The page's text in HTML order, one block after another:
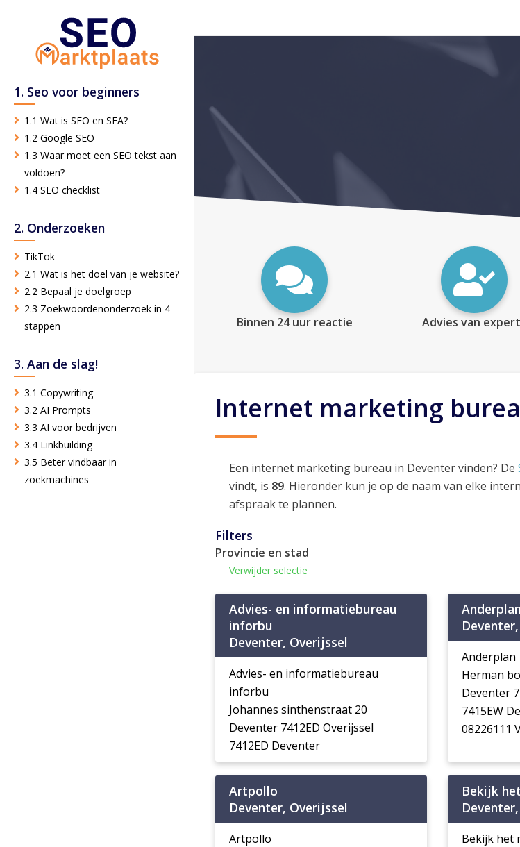
1. Seo voor beginners
1.1 Wat is SEO en SEA?
1.2 Google SEO
1.3 Waar moet een SEO tekst aan
voldoen?
1.4 SEO checklist
2. Onderzoeken
TikTok
2.1 Wat is het doel van je website?
2.2 Bepaal je doelgroep
2.3 Zoekwoordenonderzoek in 4
stappen
3. Aan de slag!
3.1 Copywriting
3.2 AI Prompts
3.3 AI voor bedrijven
3.4 Linkbuilding
3.5 Beter vindbaar in
zoekmachines
Binnen 24 uur reactie Advies van
Internet marketing
Een internet marketing bureau in Deventer vinden? De
vindt, is 89. Hieronder kun je op de naam van elke
afspraak te plannen.
Filters
Provincie en stad
Verwijder selectie
Advies- en informatiebureau
inforbu
Deventer, Overijssel
Advies- en informatiebureau
inforbu
Johannes sinthenstraat 20
Deventer 7412ED Overijssel
7412ED Deventer
Anderplan
Anderplan
Herman
Deventer
7415EW
08226111
Artpollo
Deventer, Overijssel
Artpollo
Bekijk
Bekijk het